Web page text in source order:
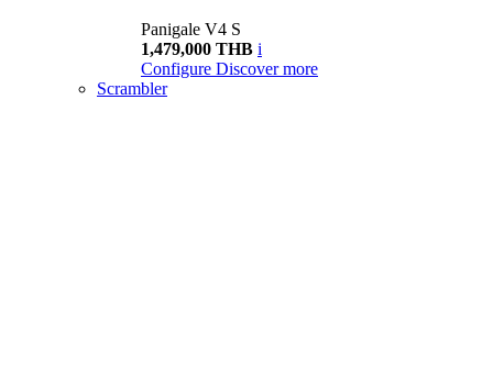
Panigale V4 S
1,479,000 THB i
Configure Discover more
Scrambler